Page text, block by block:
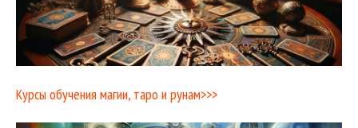
Курсы обучения магии, таро и рунам>>>